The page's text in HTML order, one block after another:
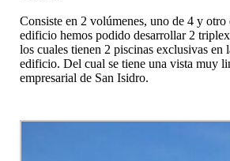
Consiste en 2 volúmenes, uno de 4 y otro
edificio hemos podido desarrollar 2
los cuales tienen 2 piscinas exclusivas en
edificio. Del cual se tiene una vista muy
empresarial de San Isidro.